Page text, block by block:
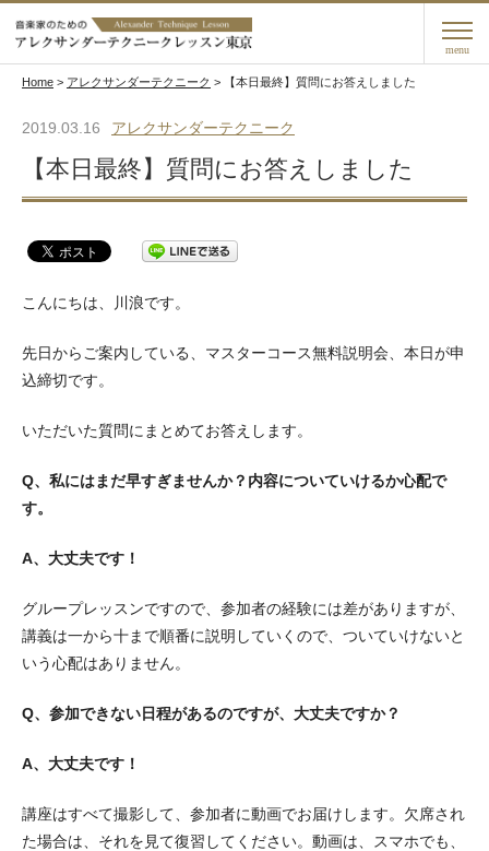
menu
Home > アレクサンダーテクニーク > 【本日最終】質問にお答えしました
2019.03.16 アレクサンダーテクニーク
【本日最終】質問にお答えしました
こんにちは、川浪です。
先日からご案内している、マスターコース無料説明会、本日が申
込締切です。
いただいた質問にまとめてお答えします。
Q、私にはまだ早すぎませんか？内容についていけるか心配で
す。
A、大丈夫です！
グループレッスンですので、参加者の経験には差がありますが、
講義は一から十まで順番に説明していくので、ついていけないと
いう心配はありません。
Q、参加できない日程があるのですが、大丈夫ですか？
A、大丈夫です！
講座はすべて撮影して、参加者に動画でお届けします。欠席され
た場合は、それを見て復習してください。動画は、スマホでも、